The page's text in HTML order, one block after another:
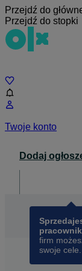
Przejdź do
Przejdź do stopki
Twoje konto
Dodaj
firm
swoje cele.